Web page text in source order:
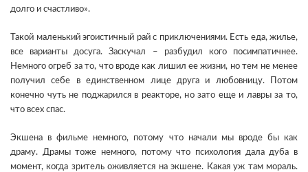
долго и счастливо».
Такой маленький эгоистичный рай с приключениями. Есть еда, жилье,
все варианты досуга. Заскучал – разбудил кого посимпатичнее.
Немного огреб за то, что вроде как лишил ее жизни, но тем не менее
получил себе в единственном лице друга и любовницу. Потом
конечно чуть не поджарился в реакторе, но зато еще и лавры за то,
что всех спас.
Экшена в фильме немного, потому что начали мы вроде бы как
драму. Драмы тоже немного, потому что психология дала дуба в
момент, когда зритель оживляется на экшене. Какая уж там мораль.